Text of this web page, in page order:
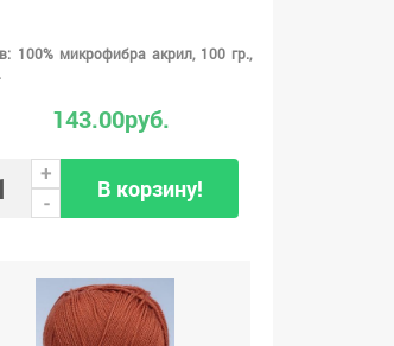
100% микрофибра акрил, 100 гр.,
143.00руб.
+
-
В корзину!